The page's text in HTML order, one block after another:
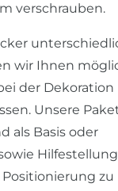
verschrauben.
wir Ihnen
der Dekoration
Unsere
als Basis oder
zu